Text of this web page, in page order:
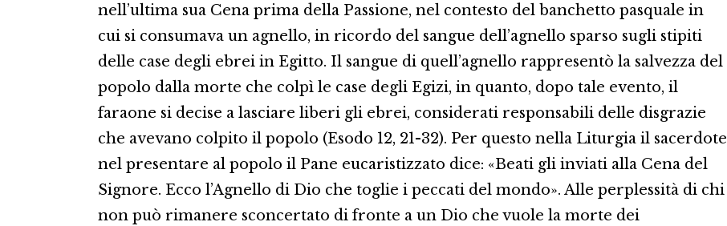
nell’ultima sua Cena prima della Passione, nel contesto del banchetto pasquale in
cui si consumava un agnello, in ricordo del sangue dell’agnello sparso sugli stipiti
delle case degli ebrei in Egitto. Il sangue di quell’agnello rappresentò la salvezza del
popolo dalla morte che colpì le case degli Egizi, in quanto, dopo tale evento, il
faraone si decise a lasciare liberi gli ebrei, considerati responsabili delle disgrazie
che avevano colpito il popolo (Esodo 12, 21-32). Per questo nella Liturgia il sacerdote
nel presentare al popolo il Pane eucaristizzato dice: «Beati gli inviati alla Cena del
Signore. Ecco l’Agnello di Dio che toglie i peccati del mondo». Alle perplessità di chi
non può rimanere sconcertato di fronte a un Dio che vuole la morte dei